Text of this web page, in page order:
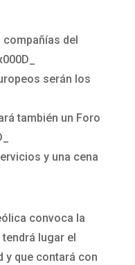
del
serán los
también un Foro
y una cena
convoca la
lugar el
y que contará con